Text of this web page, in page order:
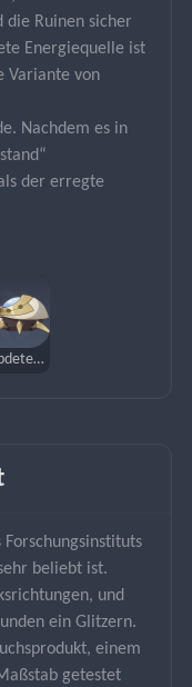
Ruinen sicher
Energiequelle ist
Variante von
Nachdem es in
der erregte
Subdetektionseinheit
beliebt ist.
und
ein Glitzern.
einem
getestet